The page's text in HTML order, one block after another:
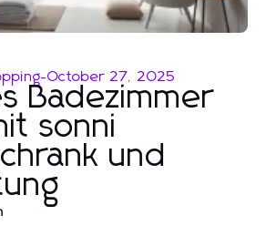
-October 27, 2025
Badezimmer
sonni
und